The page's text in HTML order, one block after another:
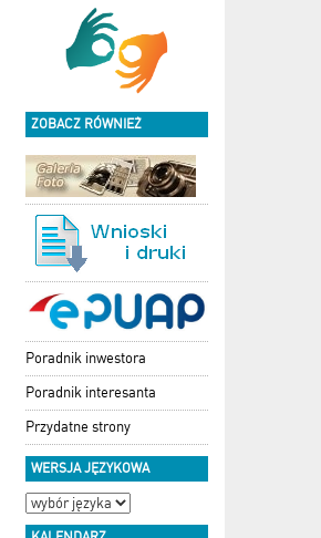
ZOBACZ RÓWNIEŻ
Poradnik inwestora
Poradnik interesanta
Przydatne strony
WERSJA JĘZYKOWA